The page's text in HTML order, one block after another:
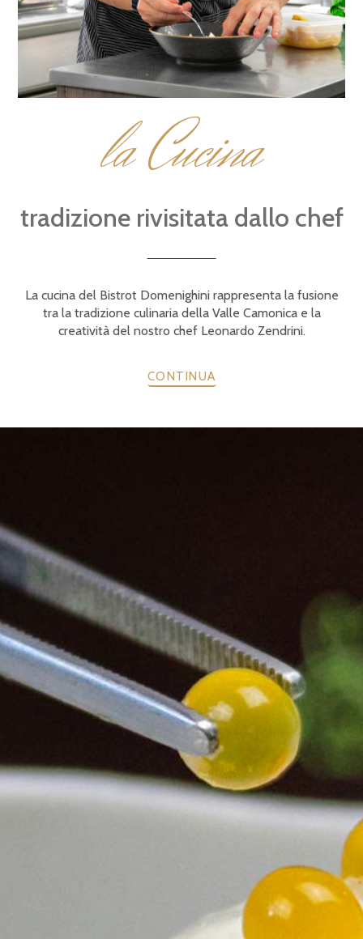
la Cucina
tradizione rivisitata dallo chef
La cucina del Bistrot Domenighini rappresenta la fusione
tra la tradizione culinaria della Valle Camonica e la
creatività del nostro chef Leonardo Zendrini.
CONTINUA